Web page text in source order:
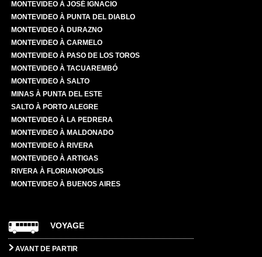
MONTEVIDEO À JOSÉ IGNACIO
MONTEVIDEO À PUNTA DEL DIABLO
MONTEVIDEO À DURAZNO
MONTEVIDEO À CARMELO
MONTEVIDEO À PASO DE LOS TOROS
MONTEVIDEO À TACUAREMBÓ
MONTEVIDEO À SALTO
MINAS À PUNTA DEL ESTE
SALTO À PORTO ALEGRE
MONTEVIDEO À LA PEDRERA
MONTEVIDEO À MALDONADO
MONTEVIDEO À RIVERA
MONTEVIDEO À ARTIGAS
RIVERA À FLORIANOPOLIS
MONTEVIDEO À BUENOS AIRES
VOYAGE
AVANT DE PARTIR